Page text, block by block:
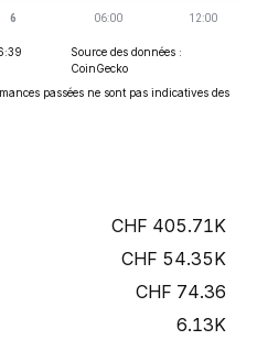
Source des données :
CoinGecko
passées ne sont pas indicatives des
405.71K
54.35K
74.36
6.13K